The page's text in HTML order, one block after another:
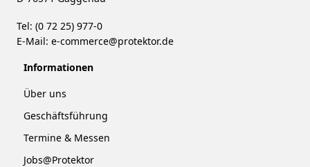
Tel: (0 72 25) 977-0
E-Mail: e-commerce@protektor.de
Informationen
Über uns
Geschäftsführung
Termine & Messen
Jobs@Protektor